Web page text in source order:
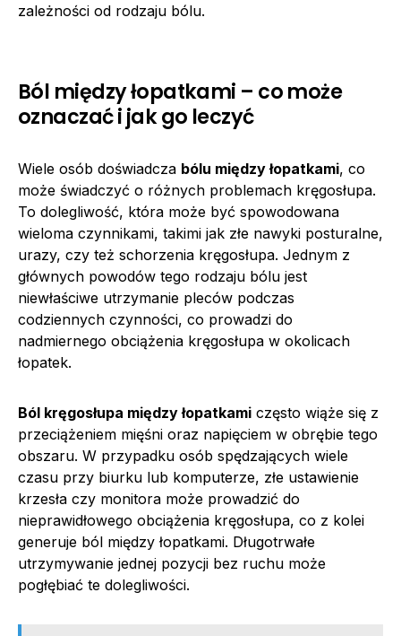
zależności od rodzaju bólu.
Ból między łopatkami – co może
oznaczać i jak go leczyć
Wiele osób doświadcza bólu między łopatkami, co
może świadczyć o różnych problemach kręgosłupa.
To dolegliwość, która może być spowodowana
wieloma czynnikami, takimi jak złe nawyki posturalne,
urazy, czy też schorzenia kręgosłupa. Jednym z
głównych powodów tego rodzaju bólu jest
niewłaściwe utrzymanie pleców podczas
codziennych czynności, co prowadzi do
nadmiernego obciążenia kręgosłupa w okolicach
łopatek.
Ból kręgosłupa między łopatkami często wiąże się z
przeciążeniem mięśni oraz napięciem w obrębie tego
obszaru. W przypadku osób spędzających wiele
czasu przy biurku lub komputerze, złe ustawienie
krzesła czy monitora może prowadzić do
nieprawidłowego obciążenia kręgosłupa, co z kolei
generuje ból między łopatkami. Długotrwałe
utrzymywanie jednej pozycji bez ruchu może
pogłębiać te dolegliwości.